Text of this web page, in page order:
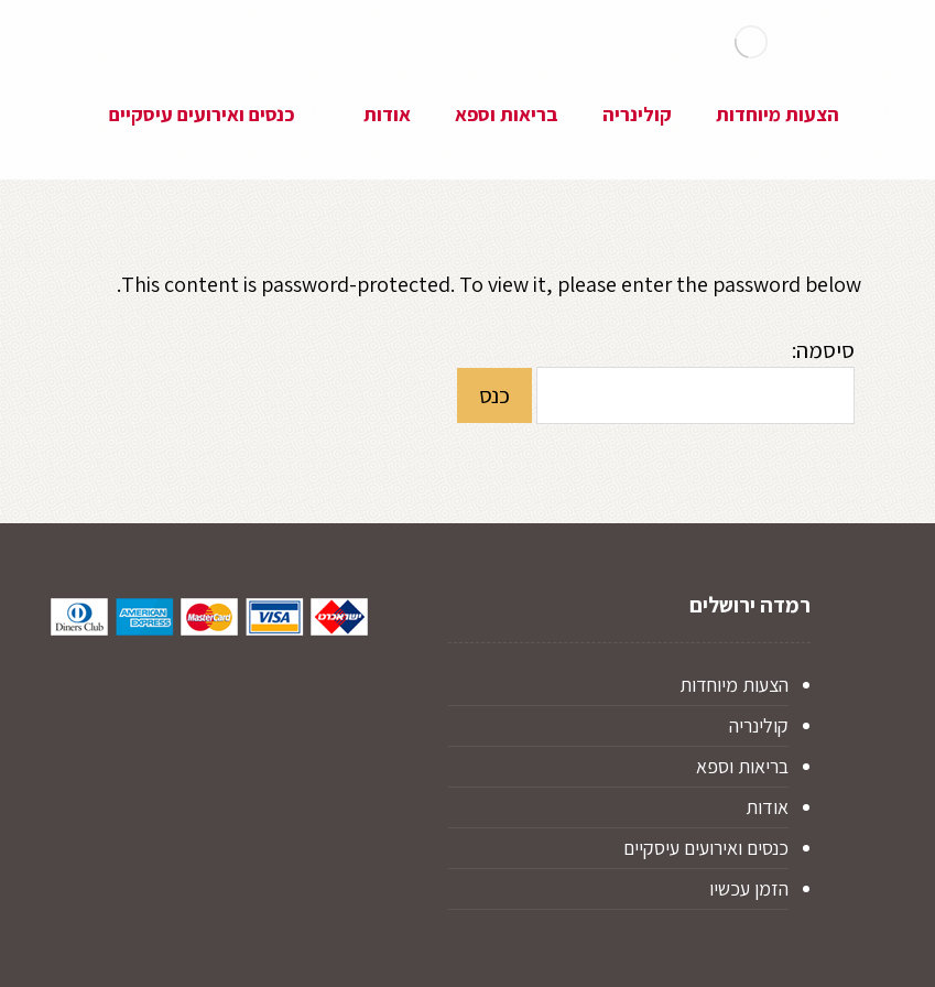
הצעות מיוחדות קולינריה בריאות וספא אודות כנסים ואירועים עיסקיים
This content is password-protected. To view it, please enter the password below.
סיסמה:
רמדה ירושלים
הצעות מיוחדות
קולינריה
בריאות וספא
אודות
כנסים ואירועים עיסקיים
הזמן עכשיו